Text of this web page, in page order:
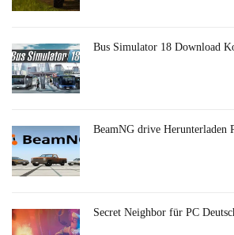
Bus Simulator 18 Download
BeamNG drive Herunterladen
Secret Neighbor für PC